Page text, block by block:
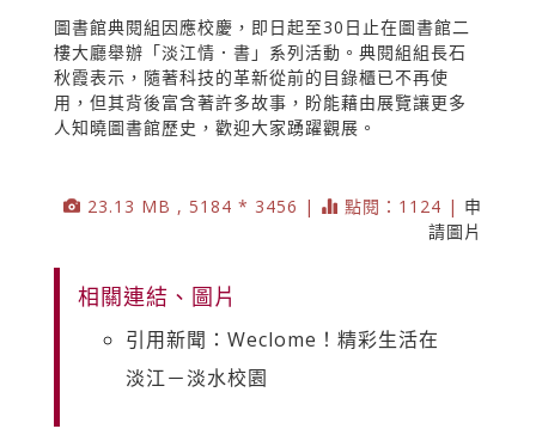
圖書館典閱組因應校慶，即日起至30日止在圖書館二
樓大廳舉辦「淡江情．書」系列活動。典閱組組長石
秋霞表示，隨著科技的革新從前的目錄櫃已不再使
用，但其背後富含著許多故事，盼能藉由展覽讓更多
人知曉圖書館歷史，歡迎大家踴躍觀展。
23.13 MB , 5184 * 3456 | 點閱：1124 | 申
請圖片
相關連結、圖片
引用新聞：Weclome！精彩生活在
淡江－淡水校園